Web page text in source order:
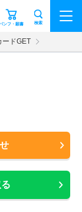
ンフ・願書 検索
ードGET